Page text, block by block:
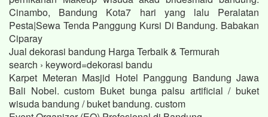
Cinambo, Bandung Kota7 hari yang lalu Peralatan
Pesta|Sewa Tenda Panggung Kursi Di Bandung. Babakan
Ciparay
Jual dekorasi bandung Harga Terbaik & Termurah
search › keyword=dekorasi bandu
Karpet Meteran Masjid Hotel Panggung Bandung Jawa
Bali Nobel. custom Buket bunga palsu artificial / buket
wisuda bandung / buket bandung. custom